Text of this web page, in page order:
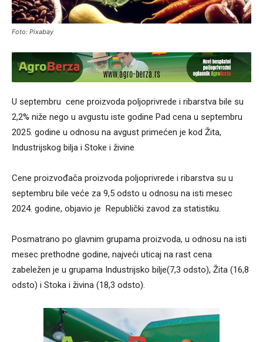
Foto: Pixabay
U septembru cene proizvoda poljoprivrede i ribarstva bile su
2,2% niže nego u avgustu iste godine Pad cena u septembru
2025. godine u odnosu na avgust primećen je kod Žita,
Industrijskog bilja i Stoke i živine
Cene proizvođača proizvoda poljoprivrede i ribarstva su u
septembru bile veće za 9,5 odsto u odnosu na isti mesec
2024. godine, objavio je Republički zavod za statistiku.
Posmatrano po glavnim grupama proizvoda, u odnosu na isti
mesec prethodne godine, najveći uticaj na rast cena
zabeležen je u grupama Industrijsko bilje(7,3 odsto), Žita (16,8
odsto) i Stoka i živina (18,3 odsto).